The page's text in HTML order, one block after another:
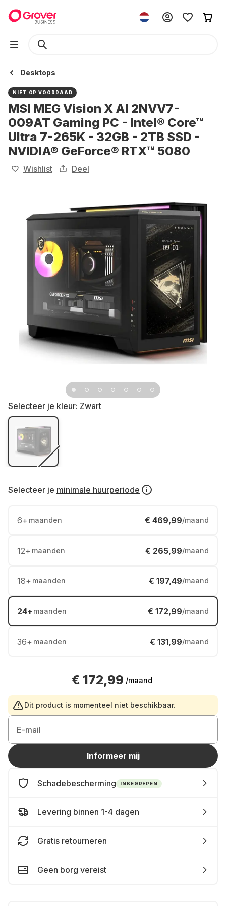
Desktops
NIET OP VOORRAAD
MSI MEG Vision X AI 2NVV7-
009AT Gaming PC - Intel® Core™
Ultra 7-265K - 32GB - 2TB SSD -
NVIDIA® GeForce® RTX™ 5080
Wishlist Deel
Selecteer je kleur: Zwart
Selecteer je minimale huurperiode
6+ maanden € 469,99/maand
12+ maanden € 265,99/maand
18+ maanden € 197,49/maand
24+ maanden € 172,99/maand
36+ maanden € 131,99/maand
€ 172,99 /maand
Dit product is momenteel niet beschikbaar.
E-mail
Informeer mij
Schadebescherming INBEGREPEN
Levering binnen 1-4 dagen
Gratis retourneren
Geen borg vereist